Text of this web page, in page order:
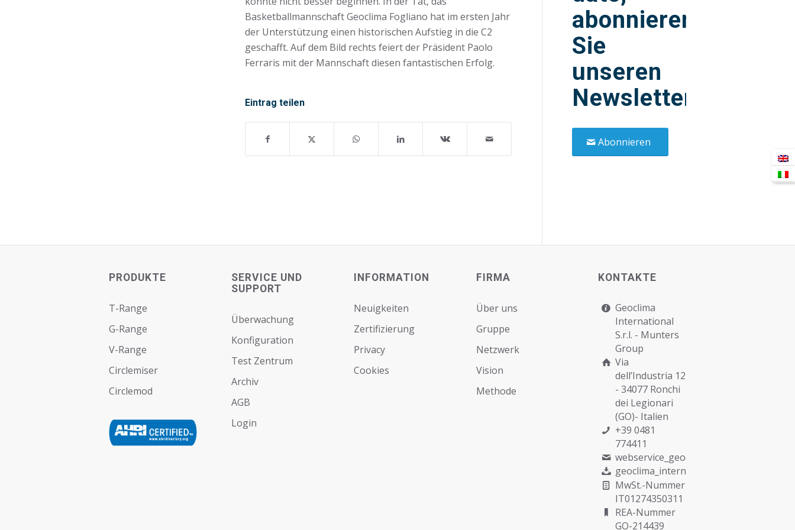
Basketballmannschaft Geoclima Fogliano hat im ersten Jahr
der Unterstützung einen historischen Aufstieg in die C2
geschafft. Auf dem Bild rechts feiert der Präsident Paolo
Ferraris mit der Mannschaft diesen fantastischen Erfolg.
Eintrag teilen
abonnieren
Sie
unseren
Newsletter!
Abonnieren
PRODUKTE
T-Range
G-Range
V-Range
Circlemiser
Circlemod
SERVICE UND
SUPPORT
Überwachung
Konfiguration
Test Zentrum
Archiv
AGB
Login
INFORMATION
Neuigkeiten
Zertifizierung
Privacy
Cookies
FIRMA
Über uns
Gruppe
Netzwerk
Vision
Мethode
KONTAKTE
Geoclima
International
S.r.l. - Munters
Group
Via
dell’Industria 12
- 34077 Ronchi
dei Legionari
(GO)- Italien
+39 0481
774411
webservice_geoclima@munters.com
geoclima_international@pec.it
MwSt.-Nummer
IT01274350311
REA-Nummer
GO-214439